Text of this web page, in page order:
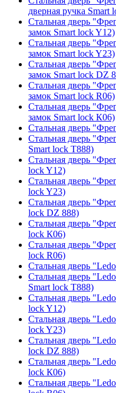
дверная ручка Smart
Стальная дверь
замок Smart lock Y12)
Стальная дверь
замок Smart lock Y23)
Стальная дверь
замок Smart lock DZ
Стальная дверь
замок Smart lock R06)
Стальная дверь
замок Smart lock К06)
Стальная дверь
Стальная дверь
Smart lock T888)
Стальная дверь
lock Y12)
Стальная дверь
lock Y23)
Стальная дверь
lock DZ 888)
Стальная дверь
lock К06)
Стальная дверь
lock R06)
Стальная дверь
Стальная дверь
Smart lock T888)
Стальная дверь
lock Y12)
Стальная дверь
lock Y23)
Стальная дверь
lock DZ 888)
Стальная дверь
lock К06)
Стальная дверь